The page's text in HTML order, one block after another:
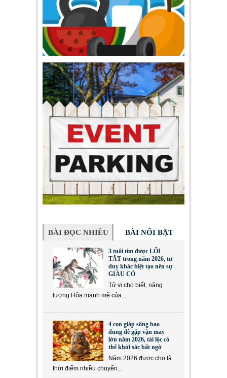
BÀI ĐỌC NHIỀU BÀI NỔI BẬT
3 tuổi tìm được LỐI
TẮT trong năm 2026, tư
duy khác biệt tạo nên sự
GIÀU CÓ
Tử vi cho biết, năng
lượng Hỏa mạnh mẽ của...
4 con giáp sống bao
dung dễ gặp vận may
lớn năm 2026, tài lộc có
thể khởi sắc bất ngờ
Năm 2026 được cho là
thời điểm nhiều chuyển...